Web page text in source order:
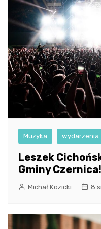
Muzyka wydarzenia
Leszek
Gminy Czernica!
Michał Kozicki 8